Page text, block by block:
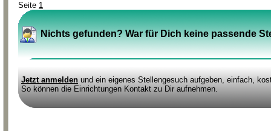
Seite 1
Nichts gefunden? War für Dich keine passende
Jetzt anmelden und ein eigenes Stellengesuch aufgeben, einfach,
So können die Einrichtungen Kontakt zu Dir aufnehmen.